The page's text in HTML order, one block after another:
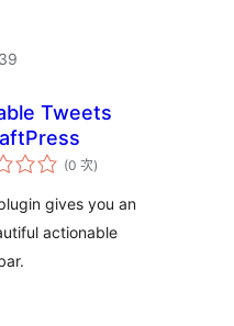
Tweets
(0 次評
分
數
)
gives you an
actionable